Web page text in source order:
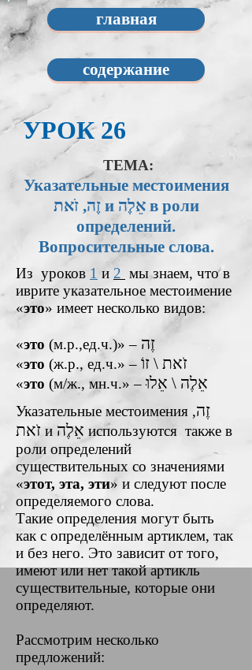
главная
содержание
УРОК 26
ТЕМА:
Указательные местоимения
זֶה, זֹאת и אֵלֶה в роли
определений.
Вопросительные слова.
Из уроков 1 и 2 мы знаем, что в
иврите указательное местоимение
«это» имеет несколько видов:
«это (м.р.,ед.ч.)» – זֶה
«это (ж.р., ед.ч.» – זֹאת \ זוֹ
«это (м/ж., мн.ч.» –אֵלֶה \ אֵלוּ
Указательные местоимения זֶה,
זֹאת и אֵלֶה используются также в
роли определений
существительных со значениями
«этот, эта, эти» и следуют после
определяемого слова.
Такие определения могут быть
как с определённым артиклем, так
и без него. Это зависит от того,
имеют или нет такой артикль
существительные, которые они
определяют.
Рассмотрим несколько
предложений: